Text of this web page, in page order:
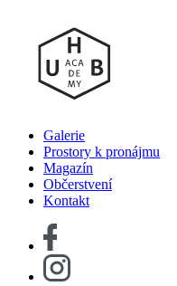
Galerie
Prostory k pronájmu
Magazín
Občerstvení
Kontakt